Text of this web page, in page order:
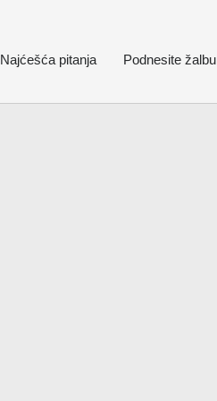
Najćešća pitanja Podnesite žalbu